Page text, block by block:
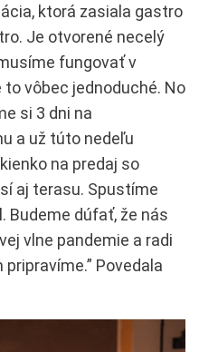
ktorá zasiala gastro
Je otvorené necelý
fungovať v
vôbec jednoduché. No
si 3 dni na
a už túto nedeľu
na predaj so
aj terasu. Spustíme
Budeme dúfať, že nás
vlne pandemie a radi
Povedala